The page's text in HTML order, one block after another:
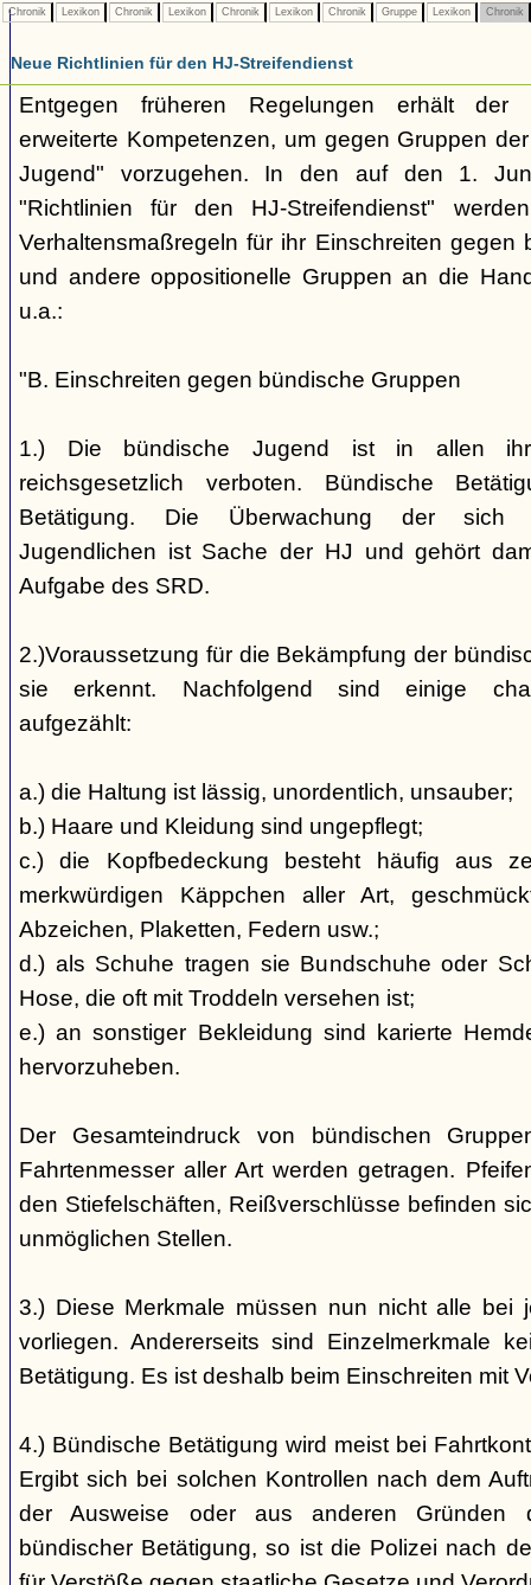
Chronik Lexikon Chronik Lexikon Chronik Lexikon Chronik Gruppe Lexikon Chronik
Neue Richtlinien für den HJ-Streifendienst
Entgegen früheren Regelungen erhält der
erweiterte Kompetenzen, um gegen Gruppen
Jugend" vorzugehen. In den auf den 1.
"Richtlinien für den HJ-Streifendienst"
Verhaltensmaßregeln für ihr Einschreiten gegen
und andere oppositionelle Gruppen an die
u.a.:
"B. Einschreiten gegen bündische Gruppen
1.) Die bündische Jugend ist in allen
reichsgesetzlich verboten. Bündische
Betätigung. Die Überwachung der sich
Jugendlichen ist Sache der HJ und gehört
Aufgabe des SRD.
2.)Voraussetzung für die Bekämpfung der
sie erkennt. Nachfolgend sind einige
aufgezählt:
a.) die Haltung ist lässig, unordentlich, unsauber;
b.) Haare und Kleidung sind ungepflegt;
c.) die Kopfbedeckung besteht häufig aus
merkwürdigen Käppchen aller Art,
Abzeichen, Plaketten, Federn usw.;
d.) als Schuhe tragen sie Bundschuhe oder
Hose, die oft mit Troddeln versehen ist;
e.) an sonstiger Bekleidung sind karierte
hervorzuheben.
Der Gesamteindruck von bündischen
Fahrtenmesser aller Art werden getragen.
den Stiefelschäften, Reißverschlüsse befinden
unmöglichen Stellen.
3.) Diese Merkmale müssen nun nicht alle bei
vorliegen. Andererseits sind Einzelmerkmale
Betätigung. Es ist deshalb beim Einschreiten mit
4.) Bündische Betätigung wird meist bei
Ergibt sich bei solchen Kontrollen nach dem
der Ausweise oder aus anderen Gründen
bündischer Betätigung, so ist die Polizei nach